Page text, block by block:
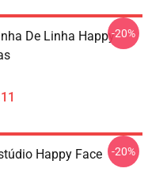
De Linha Happy-20%
Happy Face
-20%